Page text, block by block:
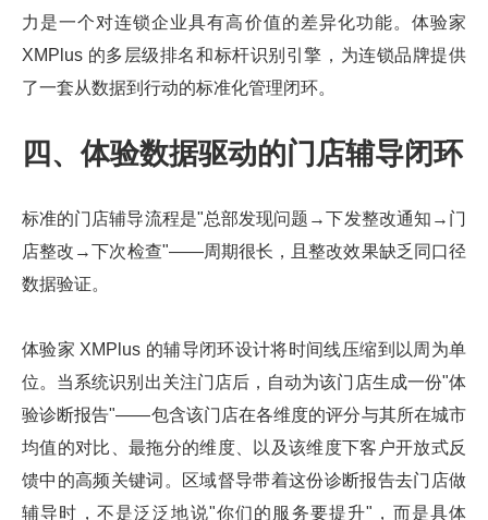
力是一个对连锁企业具有高价值的差异化功能。体验家
XMPlus 的多层级排名和标杆识别引擎，为连锁品牌提供
了一套从数据到行动的标准化管理闭环。
四、体验数据驱动的门店辅导闭环
标准的门店辅导流程是"总部发现问题→下发整改通知→门
店整改→下次检查"——周期很长，且整改效果缺乏同口径
数据验证。
体验家 XMPlus 的辅导闭环设计将时间线压缩到以周为单
位。当系统识别出关注门店后，自动为该门店生成一份"体
验诊断报告"——包含该门店在各维度的评分与其所在城市
均值的对比、最拖分的维度、以及该维度下客户开放式反
馈中的高频关键词。区域督导带着这份诊断报告去门店做
辅导时，不是泛泛地说"你们的服务要提升"，而是具体